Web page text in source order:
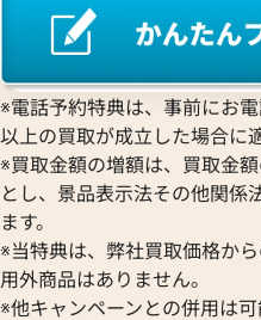
※電話予約特典は、事前にお
以上の買取が成立した場合に
※買取金額の増額は、買取金
とし、景品表示法その他関係
ます。
※当特典は、弊社買取価格か
用外商品はありません。
※他キャンペーンとの併用は